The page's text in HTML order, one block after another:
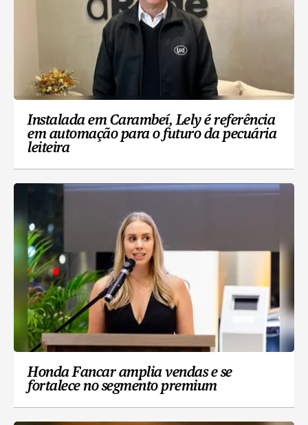
Instalada em Carambeí, Lely é referência
em automação para o futuro da pecuária
leiteira
Honda Fancar amplia vendas e se
fortalece no segmento premium